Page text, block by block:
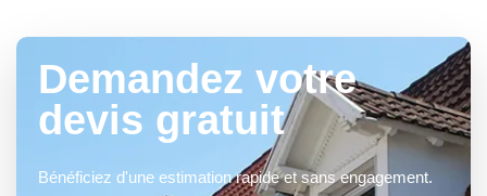
Demandez votre
devis gratuit
Bénéficiez d'une estimation rapide et sans engagement.